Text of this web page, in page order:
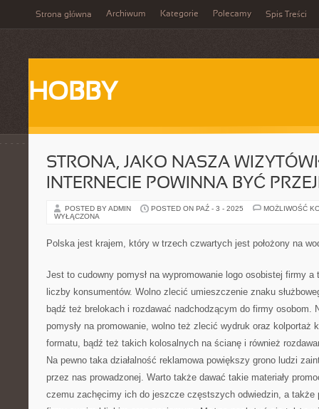
Strona główna Archiwum Kategorie Polecamy Spis Treści
HOBBY
STRONA, JAKO NASZA
INTERNECIE POWINNA BYĆ
POSTED BY ADMIN POSTED ON PAŹ - 3 - 2025
MOŻLIWOŚĆ
WYŁĄCZONA
Polska jest krajem, który w trzech czwartych jest położony na
Jest to cudowny pomysł na wypromowanie logo osobistej firmy
liczby konsumentów. Wolno zlecić umieszczenie znaku
bądź też brelokach i rozdawać nadchodzącym do firmy osobom.
pomysły na promowanie, wolno też zlecić wydruk oraz kolportaż
formatu, bądź też takich kolosalnych na ścianę i również
Na pewno taka działalność reklamowa powiększy grono ludzi
przez nas prowadzonej. Warto także dawać takie materiały
czemu zachęcimy ich do jeszcze częstszych odwiedzin, a także